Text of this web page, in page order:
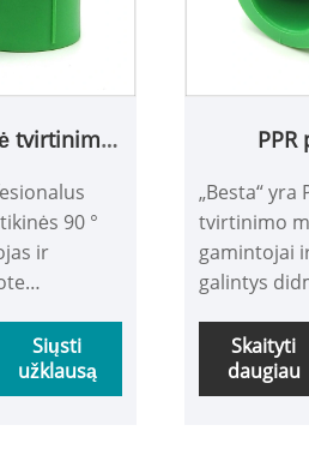
tvirtinimo
90 °
ir
kaina,
dabar!
Siųsti
užklausą
„Besta“ yra
tvirtinimo
gamintojai
galintys
žaliavą ir
Skaityti
daugiau